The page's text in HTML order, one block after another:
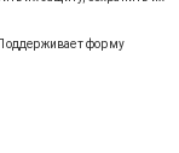
форму